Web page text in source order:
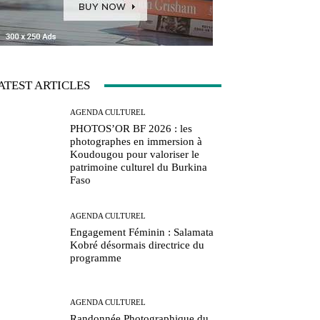
ARTICLES
AGENDA CULTUREL
PHOTOS’OR BF 2026 : les
photographes en immersion à
Koudougou pour valoriser le
patrimoine culturel du Burkina
Faso
AGENDA CULTUREL
Engagement Féminin : Salamata
Kobré désormais directrice du
programme
AGENDA CULTUREL